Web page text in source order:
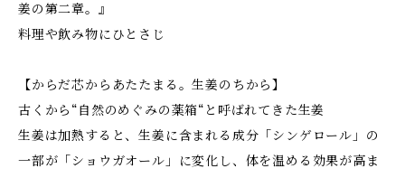
姜の第二章。』
料理や飲み物にひとさじ
【からだ芯からあたたまる。生姜のちから】
古くから“自然のめぐみの薬箱“と呼ばれてきた生姜
生姜は加熱すると、生姜に含まれる成分「シンゲロール」の
一部が「ショウガオール」に変化し、体を温める効果が高ま